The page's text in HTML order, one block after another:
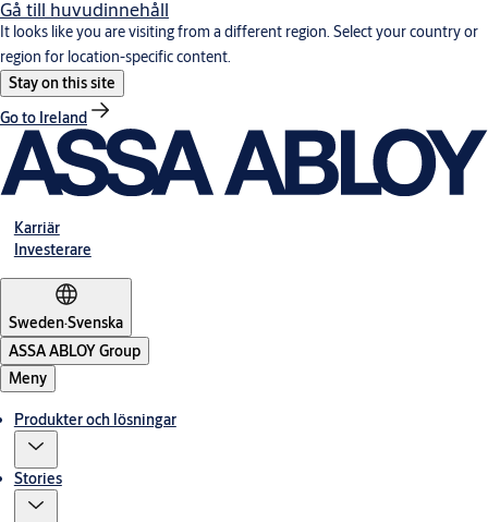
Gå till huvudinnehåll
It looks like you are visiting from a different region. Select your country or
region for location-specific content.
Stay on this site
Go to Ireland
Karriär
Investerare
Sweden·Svenska
ASSA ABLOY Group
Meny
Produkter och lösningar
Stories